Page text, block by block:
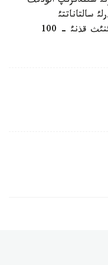
سالتاناتتئ
داستارقانداردئث كوركئنة اينالئپ جاتئر. ةكاتةرينبؤرگتئث ساؤدا ورئندارئندا ءبئر مذز بوكالئنئث قذنئ - 100